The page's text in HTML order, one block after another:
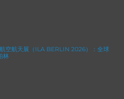
空航天展（ILA BERLIN 2026）：全球
林